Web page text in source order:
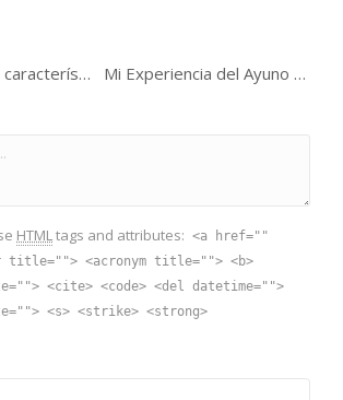
¿Cuáles son las características del envidioso ? Mi Experiencia del Ayuno en el Mes de Ramadan..
HTMLtags and attributes: <a href=""
<acronym title=""> <b>
<cite> <code> <del datetime="">
<s> <strike> <strong>